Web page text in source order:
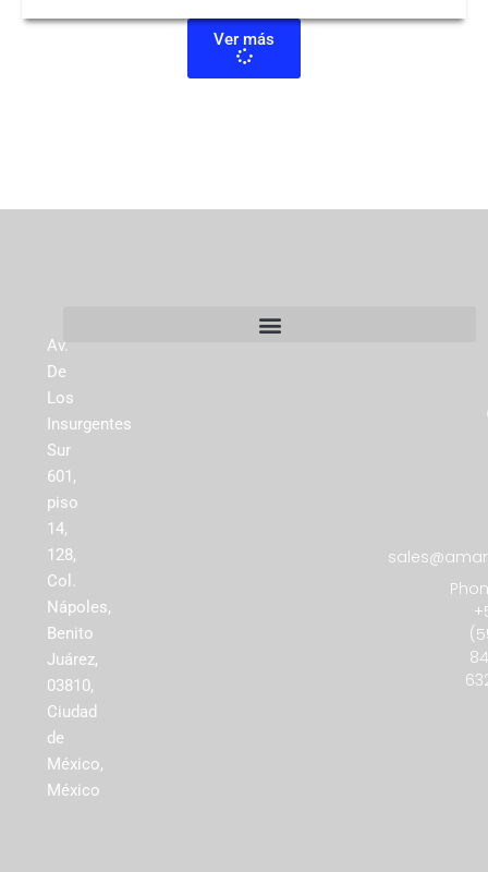
Ver más
Av.
De
Los
Insurgentes
Sur
601,
piso
14,
128,
Col.
Nápoles,
Benito
Juárez,
03810,
Ciudad
de
México,
México